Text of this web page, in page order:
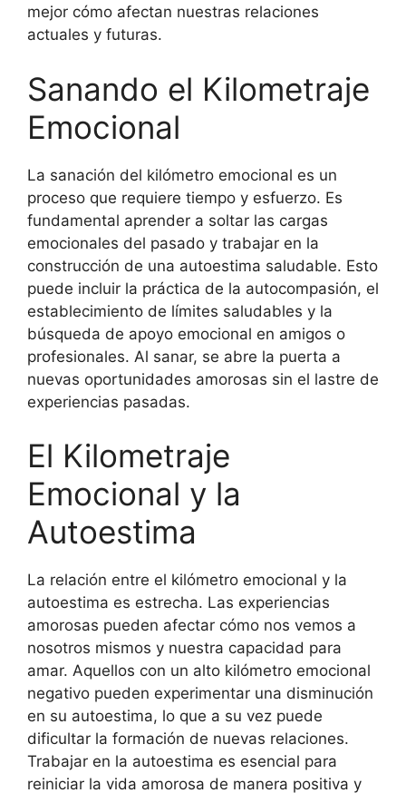
mejor cómo afectan nuestras relaciones
actuales y futuras.
Sanando el Kilometraje
Emocional
La sanación del kilómetro emocional es un
proceso que requiere tiempo y esfuerzo. Es
fundamental aprender a soltar las cargas
emocionales del pasado y trabajar en la
construcción de una autoestima saludable. Esto
puede incluir la práctica de la autocompasión, el
establecimiento de límites saludables y la
búsqueda de apoyo emocional en amigos o
profesionales. Al sanar, se abre la puerta a
nuevas oportunidades amorosas sin el lastre de
experiencias pasadas.
El Kilometraje
Emocional y la
Autoestima
La relación entre el kilómetro emocional y la
autoestima es estrecha. Las experiencias
amorosas pueden afectar cómo nos vemos a
nosotros mismos y nuestra capacidad para
amar. Aquellos con un alto kilómetro emocional
negativo pueden experimentar una disminución
en su autoestima, lo que a su vez puede
dificultar la formación de nuevas relaciones.
Trabajar en la autoestima es esencial para
reiniciar la vida amorosa de manera positiva y